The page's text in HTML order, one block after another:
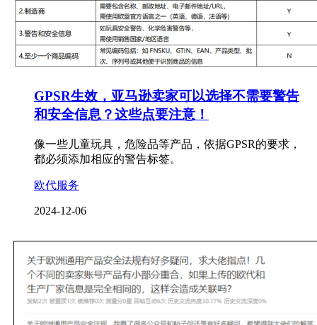
GPSR生效，亚马逊卖家可以选择不需要警告
和安全信息？这些点要注意！
像一些儿童玩具，危险品等产品，依据GPSR的要求，
都必须添加相应的警告标签。
欧代服务
2024-12-06